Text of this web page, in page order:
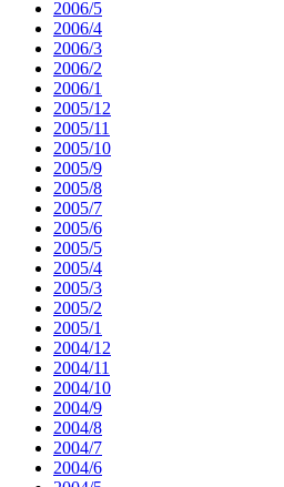
2006/5
2006/4
2006/3
2006/2
2006/1
2005/12
2005/11
2005/10
2005/9
2005/8
2005/7
2005/6
2005/5
2005/4
2005/3
2005/2
2005/1
2004/12
2004/11
2004/10
2004/9
2004/8
2004/7
2004/6